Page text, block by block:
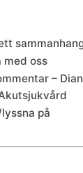
med oss
–
på